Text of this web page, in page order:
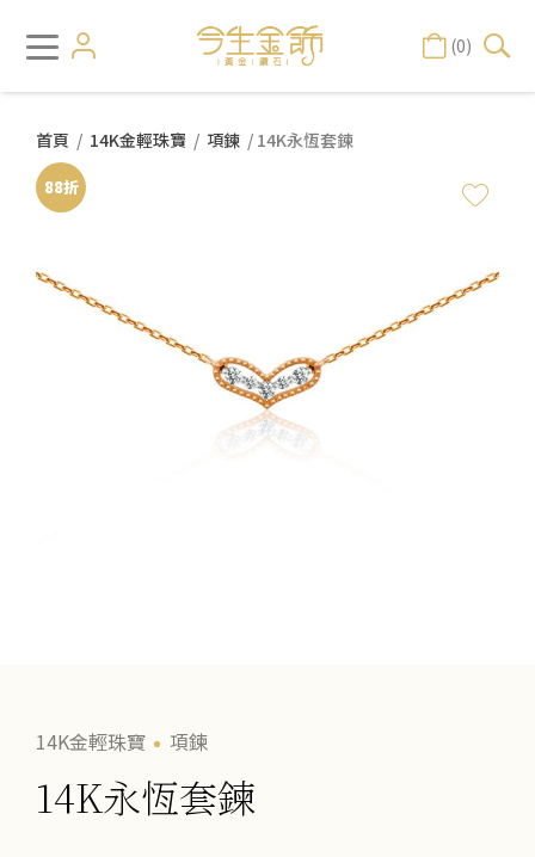
(0)
首頁 / 14K金輕珠寶 / 項鍊 / 14K永恆套鍊
88折
14K金輕珠寶 項鍊
14K永恆套鍊